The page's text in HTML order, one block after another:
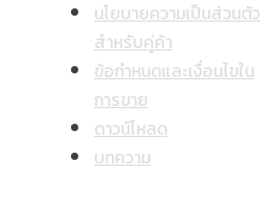
นโยบายความเป็นส่วนตัว
สำหรับคู่ค้า
ข้อกำหนดและเงื่อนไขใน
การขาย
ดาวน์โหลด
บทความ